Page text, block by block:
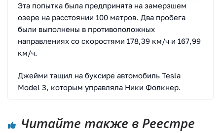
Эта попытка была предпринята на замерзшем
озере на расстоянии 100 метров. Два пробега
были выполнены в противоположных
направлениях со скоростями 178,39 км/ч и 167,99
км/ч.
Джейми тащил на буксире автомобиль Tesla
Model 3, которым управляла Ники Фолкнер.
Читайте также в Реестре